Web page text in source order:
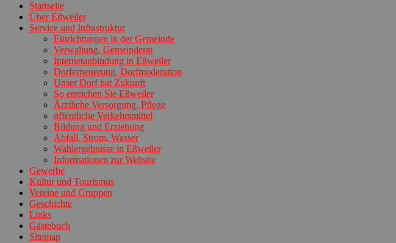
Startseite
Über Eßweiler
Service und Infrastruktur
Einrichtungen in der Gemeinde
Verwaltung, Gemeinderat
Internetanbindung in Eßweiler
Dorferneuerung, Dorfmoderation
Unser Dorf hat Zukunft
So erreichen Sie Eßweiler
Ärztliche Versorgung, Pflege
öffentliche Verkehrsmittel
Bildung und Erziehung
Abfall, Strom, Wasser
Wahlergebnisse in Eßweiler
Informationen zur Website
Gewerbe
Kultur und Tourismus
Vereine und Gruppen
Geschichte
Links
Gästebuch
Sitemap